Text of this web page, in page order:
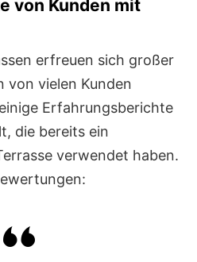
von Kunden mit
erfreuen sich großer
von vielen Kunden
Erfahrungsberichte
die bereits ein
verwendet haben.